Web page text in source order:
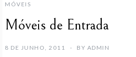
MÓVEIS
Móveis de Entrada
8 DE JUNHO, 2011 BY ADMIN